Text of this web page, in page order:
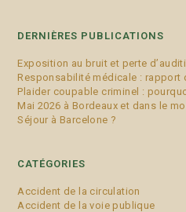
DERNIÈRES PUBLICATIONS
Exposition au bruit et perte
Responsabilité médicale : rapport
Plaider coupable criminel :
Mai 2026 à Bordeaux et dans le
Séjour à Barcelone ?
CATÉGORIES
Accident de la circulation
Accident de la voie publique